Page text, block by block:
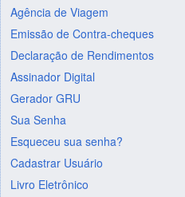
Agência de Viagem
Emissão de Contra-cheques
Declaração de Rendimentos
Assinador Digital
Gerador GRU
Sua Senha
Esqueceu sua senha?
Cadastrar Usuário
Livro Eletrônico